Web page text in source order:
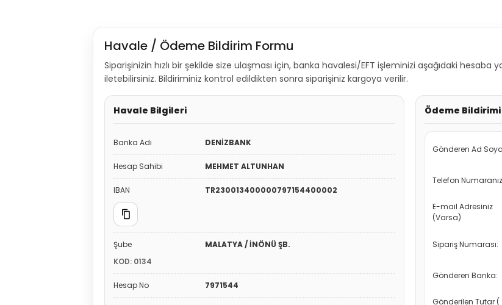
Havale / Ödeme Bildirim Formu
Siparişinizin hızlı bir şekilde size ulaşması için, banka havalesi/EFT işleminizi aşağıdaki
iletebilirsiniz. Bildiriminiz kontrol edildikten sonra siparişiniz kargoya verilir.
Havale Bilgileri
Banka Adı DENİZBANK
Hesap Sahibi MEHMET ALTUNHAN
IBAN TR230013400000797154400002
Şube
MALATYA / İNÖNÜ ŞB.
KOD: 0134
Hesap No 7971544
Ödeme Bildirimi
Gönderen Ad
Telefon Numaranız
E-mail Adresiniz
(Varsa)
Sipariş Numarası:
Gönderen Banka:
Gönderilen Tutar (